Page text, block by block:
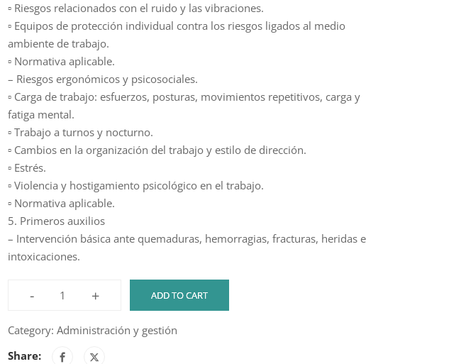
▫ Riesgos relacionados con el ruido y las vibraciones.
▫ Equipos de protección individual contra los riesgos ligados al medio
ambiente de trabajo.
▫ Normativa aplicable.
– Riesgos ergonómicos y psicosociales.
▫ Carga de trabajo: esfuerzos, posturas, movimientos repetitivos, carga y
fatiga mental.
▫ Trabajo a turnos y nocturno.
▫ Cambios en la organización del trabajo y estilo de dirección.
▫ Estrés.
▫ Violencia y hostigamiento psicológico en el trabajo.
▫ Normativa aplicable.
5. Primeros auxilios
– Intervención básica ante quemaduras, hemorragias, fracturas, heridas e
intoxicaciones.
-
Función
Mando
Intermedio
+ ADD TO CART
Category: Administración y gestión
Share: